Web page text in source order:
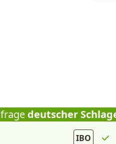
deutscher
IBO